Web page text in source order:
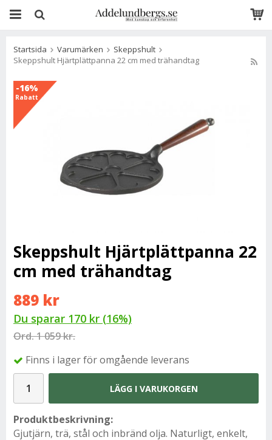
Startsida Varumärken
Skeppshult
Skeppshult Hjärtplättpanna 22 cm med trähandtag
-16%
Rabatt
Skeppshult Hjärtplättpanna 22
cm med trähandtag
889 kr
Du sparar 170 kr (16%)
Ord.1 059 kr.
Finns i lager för omgående leverans
LÄGG I VARUKORGEN
Produktbeskrivning:
Gjutjärn, trä, stål och inbränd olja. Naturligt, enkelt,